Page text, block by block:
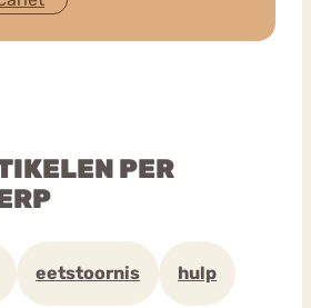
PER
eetstoornis hulp